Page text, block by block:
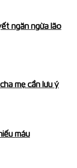
ngăn ngừa lão
mẹ cần lưu ý
máu